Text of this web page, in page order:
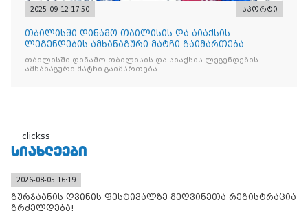
2025-09-12 17:50 სპორტი
თბილისში დინამო თბილისის და აიაქსის
ლეგენდების ამხანაგური მატჩი გაიმართება
თბილისში დინამო თბილისის და აიაქსის ლეგენდების
ამხანაგური მატჩი გაიმართება
clickss
ᲡᲘᲐᲮᲚᲔᲔᲑᲘ
2026-08-05 16:19
გურჯაანის ღვინის ფესტივალზე მეღვინეთა რეგისტრაცია
გრძელდება!